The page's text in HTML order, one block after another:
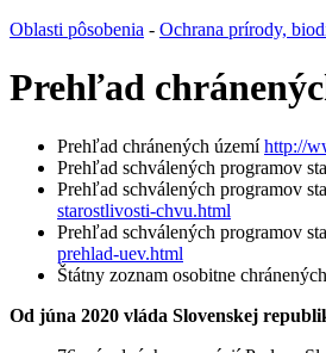
Oblasti pôsobenia - Ochrana prírody,
Prehľad
Prehľad chránených územíhttp://
Prehľad schválených programov
Prehľad schválených programov
starostlivosti-chvu.html
Prehľad schválených programov
prehlad-uev.html
Štátny zoznam osobitne
Od júna 2020 vláda Slovenskej